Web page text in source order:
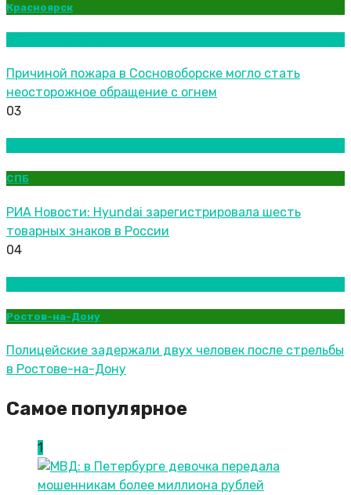
Красноярск
Причиной пожара в Сосновоборске могло стать
неосторожное обращение с огнем
03
СПБ
РИА Новости: Hyundai зарегистрировала шесть
товарных знаков в России
04
Ростов-на-Дону
Полицейские задержали двух человек после стрельбы
в Ростове-на-Дону
Самое популярное
1